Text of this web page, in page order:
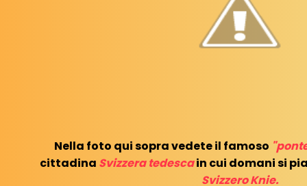
Nella foto qui sopra vedete il famoso
cittadina Svizzera tedescain cui domani si
Svizzero Knie.